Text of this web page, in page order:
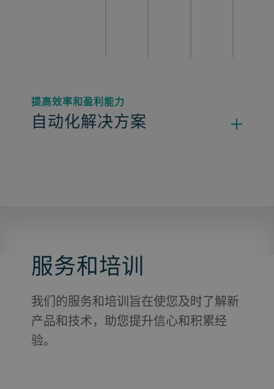
提高效率和盈利能力
自动化解决方案
服务和培训
我们的服务和培训旨在使您及时了解新
产品和技术，助您提升信心和积累经
验。